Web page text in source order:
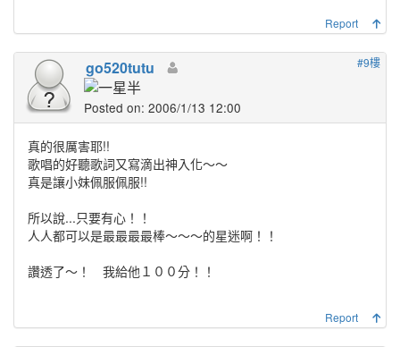
Report
#9樓
go520tutu
Posted on: 2006/1/13 12:00
真的很厲害耶!!
歌唱的好聽歌詞又寫滴出神入化～～
真是讓小妹佩服佩服!!
所以說...只要有心！！
人人都可以是最最最最棒～～～的星迷啊！！
讚透了～！ 我給他１００分！！
Report